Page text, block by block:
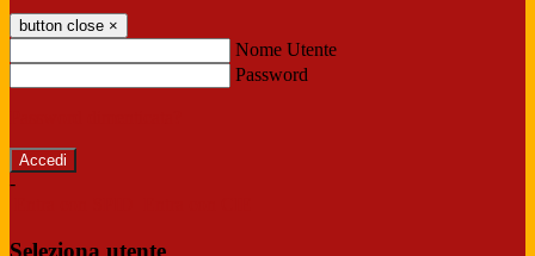
button close ×
Nome Utente
Password
-
Seleziona utente